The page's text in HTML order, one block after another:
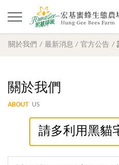
關於我們 最新消息 官方公告
關於我們
ABOUT US
請多利用黑貓